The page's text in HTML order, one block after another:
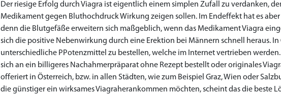
Der riesige Erfolg durch Viagra ist eigentlich einem simplen Zufall zu verdanken,
Medikament gegen Bluthochdruck Wirkung zeigen sollen. Im Endeffekt hat es
denn die Blutgefäße erweitern sich maßgeblich, wenn das Medikament Viagra
sich die positive Nebenwirkung durch eine Erektion bei Männern schnell heraus. In
unterschiedliche PPotenzmittel zu bestellen, welche im Internet vertrieben werden.
sich an ein billigeres Nachahmerpräparat ohne Rezept bestellt oder originales
offeriert in Österreich, bzw. in allen Städten, wie zum Beispiel Graz, Wien oder
die günstiger ein wirksames Viagraherankommen möchten, scheint das die beste